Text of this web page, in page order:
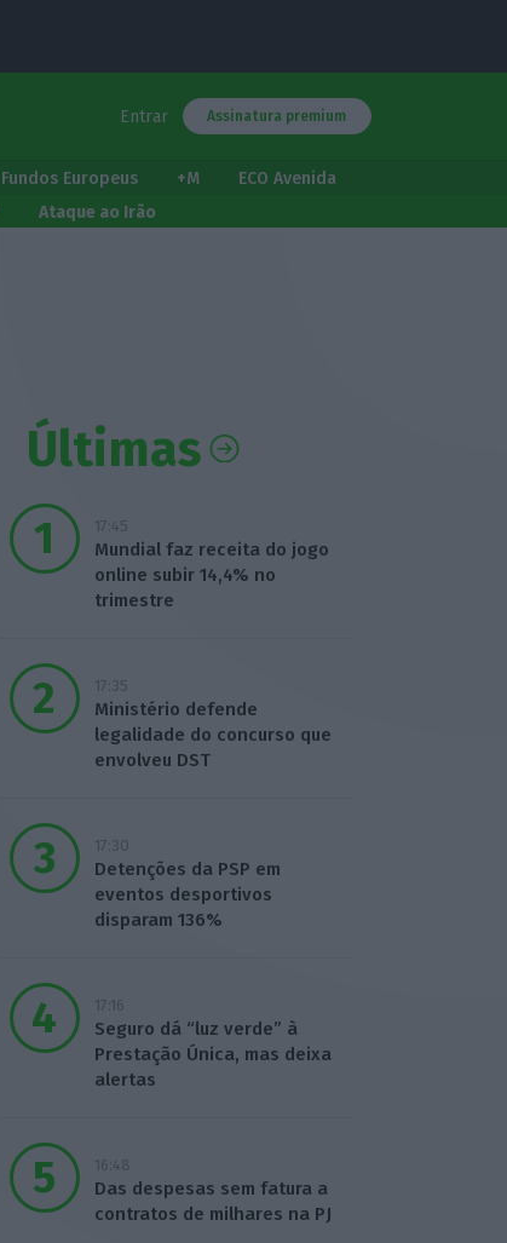
Entrar Assinatura premium
Fundos Europeus +M
ECO Avenida
Ataque ao Irão
Últimas
17:45
Mundial faz receita do jogo
online subir 14,4% no
trimestre
17:35
Ministério defende
legalidade do concurso que
envolveu DST
17:30
Detenções da PSP em
eventos desportivos
disparam 136%
17:16
Seguro dá “luz verde” à
Prestação Única, mas deixa
alertas
16:48
Das despesas sem fatura a
contratos de milhares na PJ